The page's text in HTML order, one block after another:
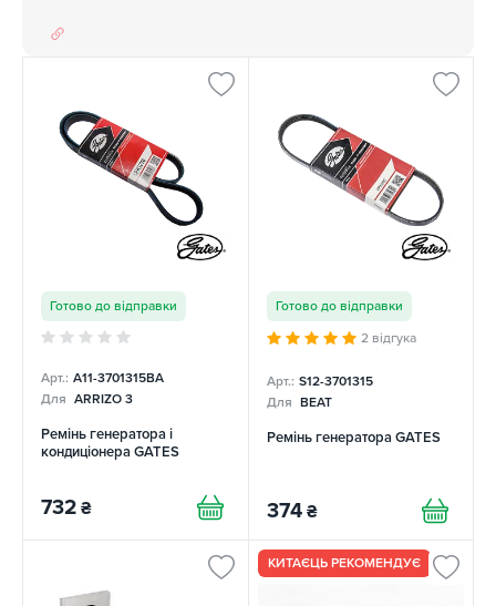
Готово до відправки
Арт.: A11-3701315BA
Для ARRIZO 3
Ремінь генератора і
кондиціонера GATES
732 ₴
Готово до відправки
2 відгука
Арт.: S12-3701315
Для BEAT
Ремінь генератора GATES
374 ₴
КИТАЄЦЬ РЕКОМЕНДУЄ